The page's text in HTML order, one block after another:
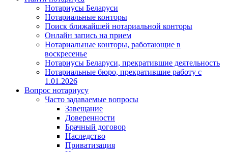
Нотариусы Беларуси
Нотариальные конторы
Поиск ближайшей нотариальной конторы
Онлайн запись на прием
Нотариальные конторы, работающие в
воскресенье
Нотариусы Беларуси, прекратившие деятельность
Нотариальные бюро, прекратившие работу с
1.01.2026
Вопрос нотариусу
Часто задаваемые вопросы
Завещание
Доверенности
Брачный договор
Наследство
Приватизация